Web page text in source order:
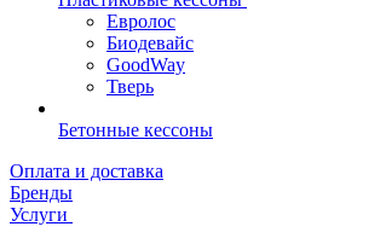
Евролос
Биодевайс
GoodWay
Тверь
Бетонные кессоны
Оплата и доставка
Бренды
Услуги